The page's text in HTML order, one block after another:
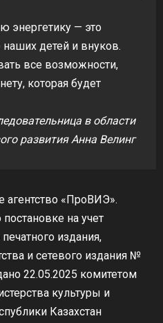
энергетику — это
детей и внуков.
все возможности,
которая будет
в области
развития Анна Велинг
«ПроВИЭ».
на учет
издания,
и сетевого издания №
22.05.2025 комитетом
культуры и
Казахстан